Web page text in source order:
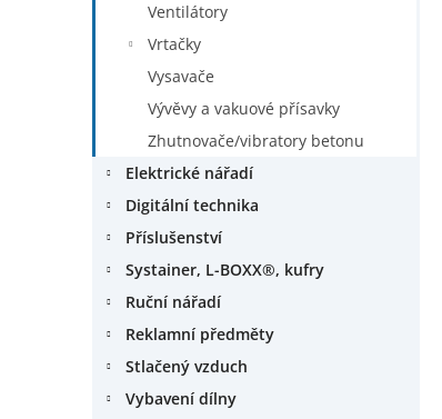
Ventilátory
Vrtačky
Vysavače
Vývěvy a vakuové přísavky
Zhutnovače/vibratory betonu
Elektrické nářadí
Digitální technika
Příslušenství
Systainer, L-BOXX®, kufry
Ruční nářadí
Reklamní předměty
Stlačený vzduch
Vybavení dílny